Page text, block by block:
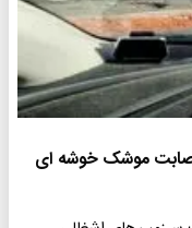
اصابت موشک خوشه ای